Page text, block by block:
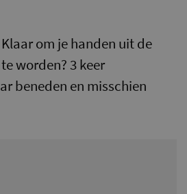
om je handen uit de
worden? 3 keer
beneden en misschien